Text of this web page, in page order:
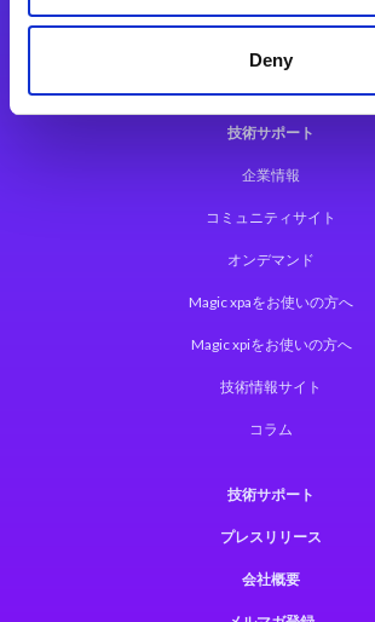
Deny
Magic xpi購入後手続きのご案内
Magic xpi Cloud Gateway
技術サポート
企業情報
コミュニティサイト
オンデマンド
Magic xpaをお使いの方へ
Magic xpiをお使いの方へ
技術情報サイト
コラム
技術サポート
プレスリリース
会社概要